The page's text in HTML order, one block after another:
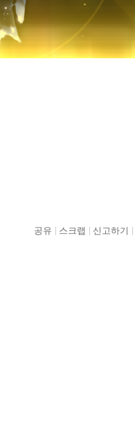
공유 스크랩 신고하기